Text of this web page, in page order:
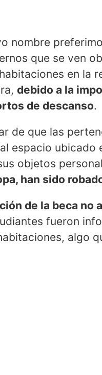
nombre
que se ven
en la
debido a la
de descanso.
de que las
espacio ubicado
objetos
han sido
de la beca no
fueron
algo